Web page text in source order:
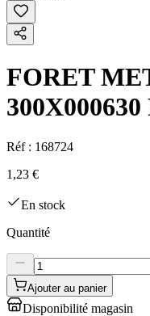
FORET
300X000630
Réf : 168724
1,23 €
En stock
Quantité
Ajouter au panier
Disponibilité magasin